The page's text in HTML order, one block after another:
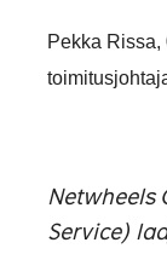
Pekka Rissa,
Netwheels
Service)